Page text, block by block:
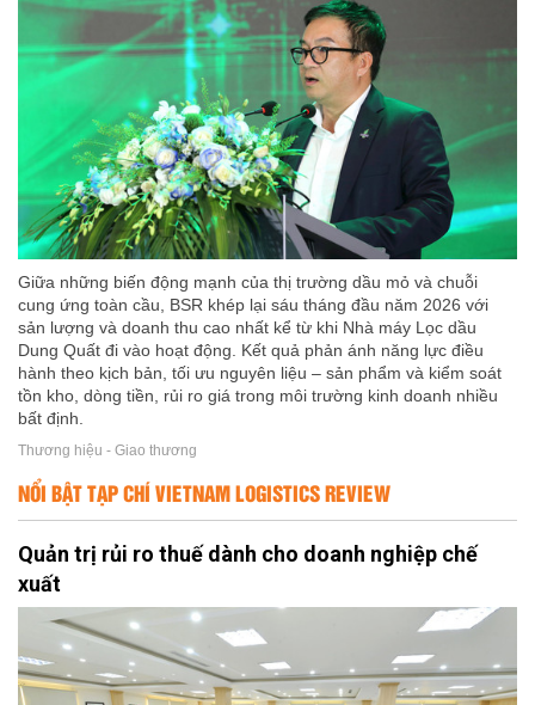
Giữa những biến động mạnh của thị trường dầu mỏ và chuỗi
cung ứng toàn cầu, BSR khép lại sáu tháng đầu năm 2026 với
sản lượng và doanh thu cao nhất kể từ khi Nhà máy Lọc dầu
Dung Quất đi vào hoạt động. Kết quả phản ánh năng lực điều
hành theo kịch bản, tối ưu nguyên liệu – sản phẩm và kiểm soát
tồn kho, dòng tiền, rủi ro giá trong môi trường kinh doanh nhiều
bất định.
Thương hiệu - Giao thương
NỔI BẬT TẠP CHÍ VIETNAM LOGISTICS REVIEW
Quản trị rủi ro thuế dành cho doanh nghiệp chế
xuất